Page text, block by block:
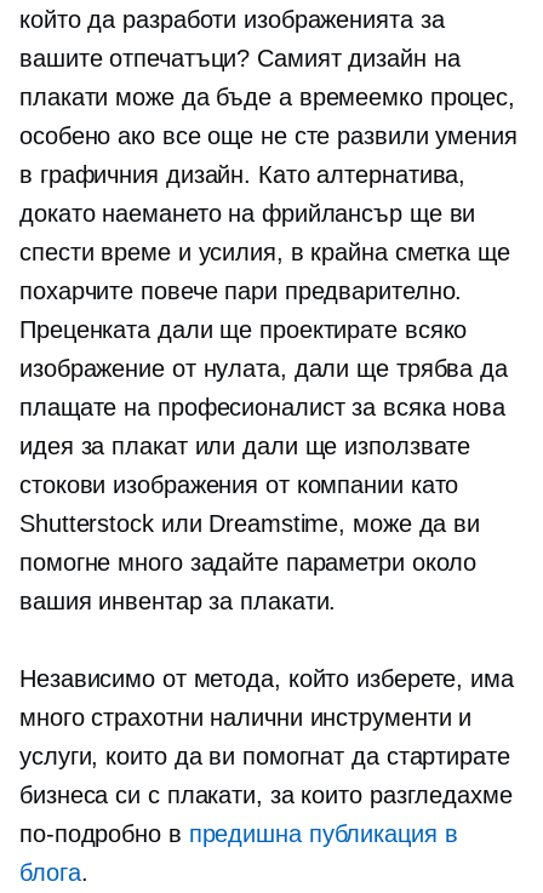
който да разработи изображенията за
вашите отпечатъци? Самият дизайн на
плакати може да бъде a времеемкопроцес,
особено ако все още не сте развили умения
в графичния дизайн. Като алтернатива,
докато наемането на фрийлансър ще ви
спести време и усилия, в крайна сметка ще
похарчите повече пари предварително.
Преценката дали ще проектирате всяко
изображение от нулата, дали ще трябва да
плащате на професионалист за всяка нова
идея за плакат или дали ще използвате
стокови изображения от компании като
Shutterstock или Dreamstime, може да ви
помогне много задайте параметри около
вашия инвентар за плакати.
Независимо от метода, който изберете, има
много страхотни налични инструменти и
услуги, които да ви помогнат да стартирате
бизнеса си с плакати, за които разгледахме
по-подробно в предишна публикация в
блога.